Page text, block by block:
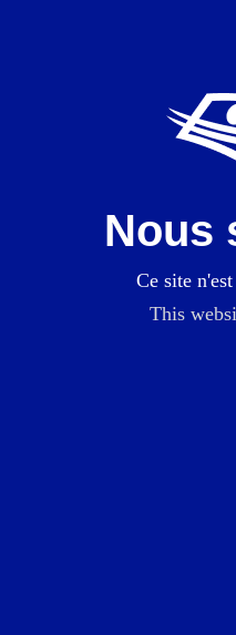
Nous
Ce site
This